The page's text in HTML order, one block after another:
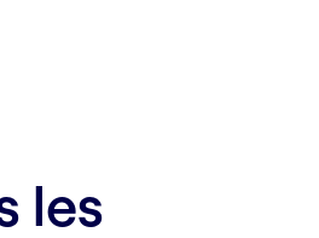
les